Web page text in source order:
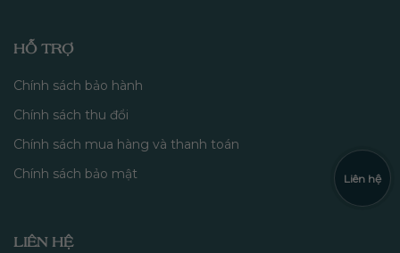
HỖ TRỢ
Chính sách bảo hành
Chính sách thu đổi
Chính sách mua hàng và thanh toán
Chính sách bảo mật
LIÊN HỆ
Liên hệ